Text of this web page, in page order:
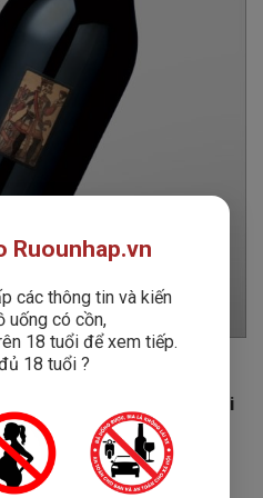
Monpezat – Huyền thoại
trong những nhà sản
Ruounhap.vn
các thông tin và kiến
uống có cồn,
18 tuổi để xem tiếp.
18 tuổi ?